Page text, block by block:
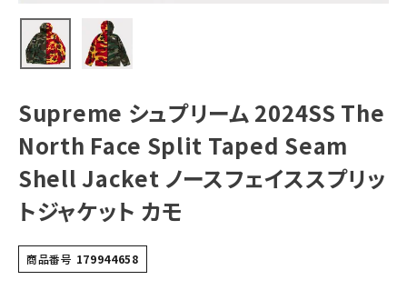
Tシャツ・ロングスリーブ
パーカー・トレーナー
ジャケット・アウター
キャップ・ハット
ニット帽・ビーニー
バックパック・リュック
その他バッグ類
Supreme シュプリーム 2024SS The
North Face Split Taped Seam
Shell Jacket ノースフェイススプリッ
トジャケット カモ
商品番号 179944658